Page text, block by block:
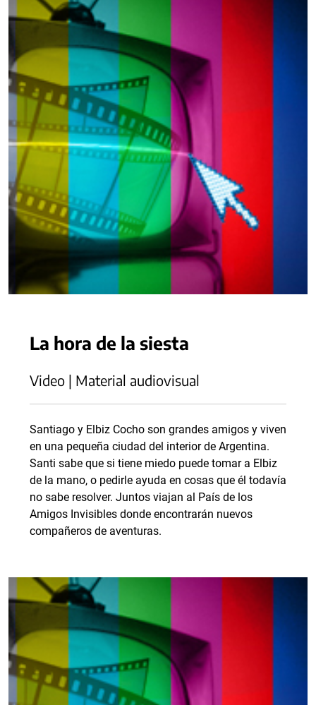
La hora de la siesta
Video | Material audiovisual
Santiago y Elbiz Cocho son grandes amigos y viven
en una pequeña ciudad del interior de Argentina.
Santi sabe que si tiene miedo puede tomar a Elbiz
de la mano, o pedirle ayuda en cosas que él todavía
no sabe resolver. Juntos viajan al País de los
Amigos Invisibles donde encontrarán nuevos
compañeros de aventuras.